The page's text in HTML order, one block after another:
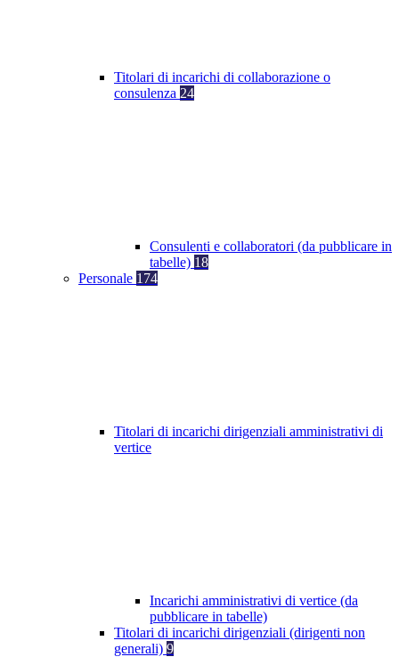
Titolari di incarichi di collaborazione o
consulenza 24
Consulenti e collaboratori (da pubblicare in
tabelle) 18
Personale 174
Titolari di incarichi dirigenziali amministrativi di
vertice
Incarichi amministrativi di vertice (da
pubblicare in tabelle)
Titolari di incarichi dirigenziali (dirigenti non
generali) 9